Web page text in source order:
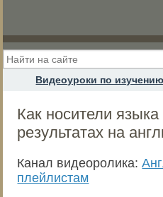
Видеоуроки по
Как носители
результатах на
Канал видеоролика:
плейлистам